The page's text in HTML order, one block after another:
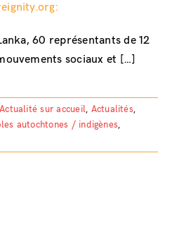
60 représentants de 12
sociaux et […]
Actualité sur accueil, Actualités,
autochtones / indigènes,